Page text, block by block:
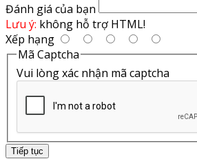
Đánh giá của bạn
Lưu ý: không hỗ trợ HTML!
Xếp hạng
Mã Captcha
Vui lòng xác nhận mã captcha
Tiếp tục